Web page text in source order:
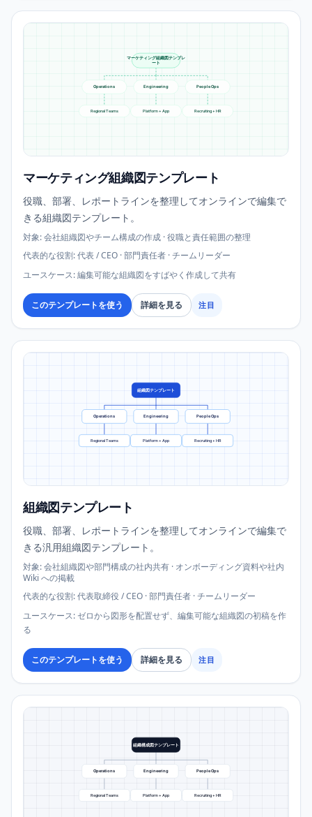
マーケティング組織図テンプレ
ート
Operations Engineering People Ops
Regional Teams Platform + App Recruiting + HR
マーケティング組織図テンプレート
役職、部署、レポートラインを整理してオンラインで編集で
きる組織図テンプレート。
対象:会社組織図やチーム構成の作成 · 役職と責任範囲の整理
代表的な役割:代表 / CEO · 部門責任者 · チームリーダー
ユースケース:編集可能な組織図をすばやく作成して共有
このテンプレートを使う 詳細を見る 注目
組織図テンプレート
Operations Engineering People Ops
Regional Teams Platform + App Recruiting + HR
組織図テンプレート
役職、部署、レポートラインを整理してオンラインで編集で
きる汎用組織図テンプレート。
対象:会社組織図や部門構成の社内共有 · オンボーディング資料や社内
Wiki への掲載
代表的な役割:代表取締役 / CEO · 部門責任者 · チームリーダー
ユースケース:ゼロから図形を配置せず、編集可能な組織図の初稿を作
る
このテンプレートを使う 詳細を見る 注目
組織構成図テンプレート
Operations Engineering People Ops
Regional Teams Platform + App Recruiting + HR